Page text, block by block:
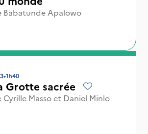
Babatunde Apalowo
•1h40
Grotte sacrée
Cyrille Masso et Daniel Minlo